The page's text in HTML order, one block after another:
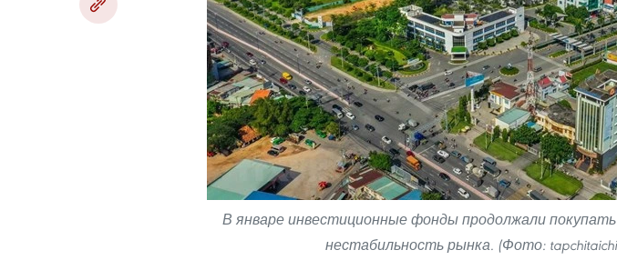
В январе инвестиционные фонды продолжали
нестабильность рынка. (Фото: